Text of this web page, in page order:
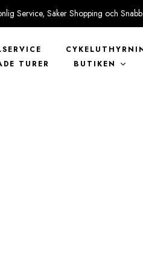
Service, Säker Shopping och
TURER
BUTIKEN